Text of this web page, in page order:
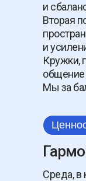
и
Вторая
и
Кружки,
общение
Мы за
Среда, в